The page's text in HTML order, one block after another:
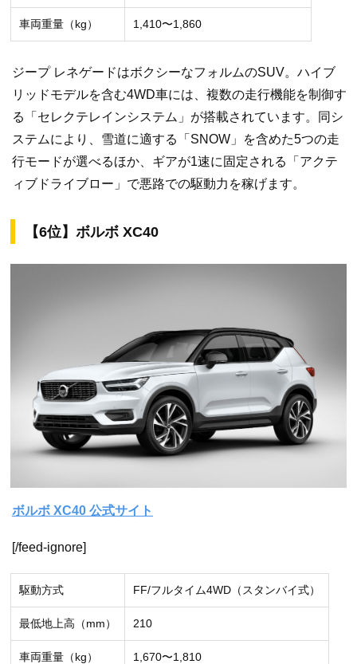
車両重量（kg） 1,410〜1,860
ジープ レネゲードはボクシーなフォルムのSUV。ハイブ
リッドモデルを含む4WD車には、複数の走行機能を制御す
る「セレクテレインシステム」が搭載されています。同シ
ステムにより、雪道に適する「SNOW」を含めた5つの走
行モードが選べるほか、ギアが1速に固定される「アクテ
ィブドライブロー」で悪路での駆動力を稼げます。
【6位】ボルボ XC40
ボルボ XC40 公式サイト
[/feed-ignore]
駆動方式 FF/フルタイム4WD（スタンバイ式）
最低地上高（mm） 210
車両重量（kg） 1,670〜1,810